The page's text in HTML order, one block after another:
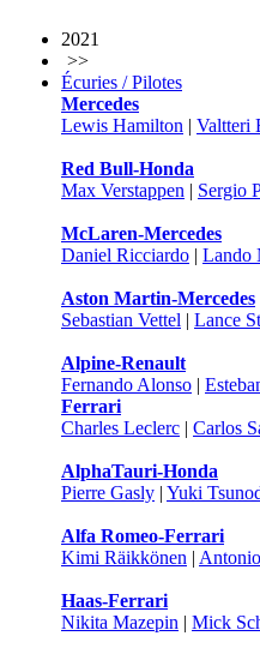
2021
>>
Écuries / Pilotes
Mercedes
Lewis Hamilton | Valtteri
Red Bull-Honda
Max Verstappen | Sergio
McLaren-Mercedes
Daniel Ricciardo | Lando
Aston Martin-Mercedes
Sebastian Vettel | Lance
Alpine-Renault
Fernando Alonso |
Ferrari
Charles Leclerc | Carlos
AlphaTauri-Honda
Pierre Gasly | Yuki
Alfa Romeo-Ferrari
Kimi Räikkönen |
Haas-Ferrari
Nikita Mazepin | Mick